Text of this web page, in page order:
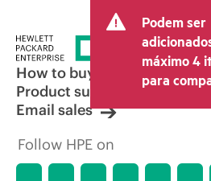
taxas, como IVA/imposto
envio. O preço
pelo revendedor pode
a outros
indicativo exibido. O
poderá incluir ofertas
tempo limitado. A HPE
qualquer momento por
Podem ser
máximo 4
para
How to buy
Product support
Email sales
Follow HPE on